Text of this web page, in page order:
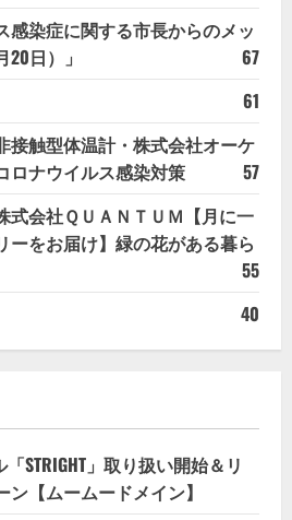
感染症に関する市長からのメッ
日）」
67
61
接触型体温計・株式会社オーケ
ロナウイルス感染対策
57
式会社ＱＵＡＮＴＵＭ【月に一
ーをお届け】緑の花がある暮ら
55
40
STRIGHT」取り扱い開始＆リ
【ムームードメイン】